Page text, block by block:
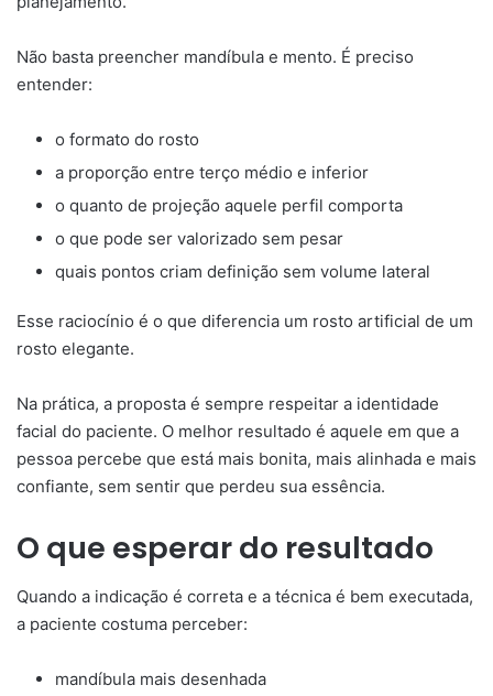
Não basta preencher mandíbula e mento. É preciso
entender:
o formato do rosto
a proporção entre terço médio e inferior
o quanto de projeção aquele perfil comporta
o que pode ser valorizado sem pesar
quais pontos criam definição sem volume lateral
Esse raciocínio é o que diferencia um rosto artificial de um
rosto elegante.
Na prática, a proposta é sempre respeitar a identidade
facial do paciente. O melhor resultado é aquele em que a
pessoa percebe que está mais bonita, mais alinhada e mais
confiante, sem sentir que perdeu sua essência.
O que esperar do resultado
Quando a indicação é correta e a técnica é bem executada,
a paciente costuma perceber:
mandíbula mais desenhada